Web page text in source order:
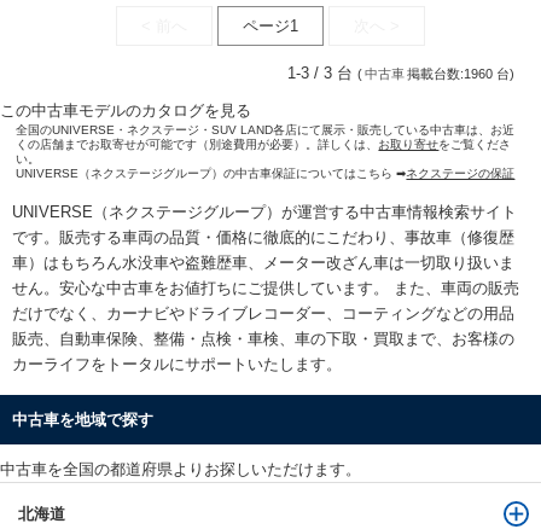
ページ1
1-3 / 3 台 (中古車掲載台数:1960 台)
この中古車モデルのカタログを見る
全国のUNIVERSE・ネクステージ・SUV LAND各店にて展示・販売している中古車は、お近
くの店舗までお取寄せが可能です（別途費用が必要）。詳しくは、 お取り寄せをご覧くださ
い。
UNIVERSE（ネクステージグループ）の中古車保証についてはこちら ➡ネクステージの保証
UNIVERSE（ネクステージグループ）が運営する中古車情報検索サイト
です。販売する車両の品質・価格に徹底的にこだわり、事故車（修復歴
車）はもちろん水没車や盗難歴車、メーター改ざん車は一切取り扱いま
せん。安心な中古車をお値打ちにご提供しています。 また、車両の販売
だけでなく、カーナビやドライブレコーダー、コーティングなどの用品
販売、自動車保険、整備・点検・車検、車の下取・買取まで、お客様の
カーライフをトータルにサポートいたします。
中古車を地域で探す
中古車を全国の都道府県よりお探しいただけます。
北海道